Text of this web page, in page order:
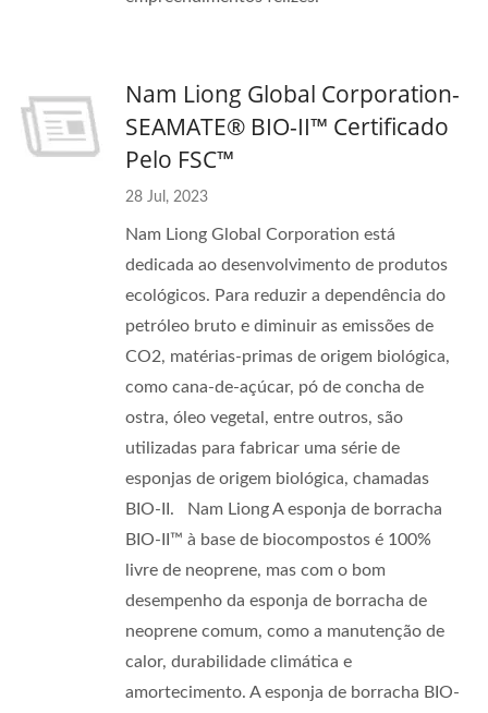
Nam Liong Global Corporation-
SEAMATE® BIO-II™ Certificado
Pelo FSC™
28 Jul, 2023
Nam Liong Global Corporation está
dedicada ao desenvolvimento de produtos
ecológicos. Para reduzir a dependência do
petróleo bruto e diminuir as emissões de
CO2, matérias-primas de origem biológica,
como cana-de-açúcar, pó de concha de
ostra, óleo vegetal, entre outros, são
utilizadas para fabricar uma série de
esponjas de origem biológica, chamadas
BIO-II. Nam Liong A esponja de borracha
BIO-II™ à base de biocompostos é 100%
livre de neoprene, mas com o bom
desempenho da esponja de borracha de
neoprene comum, como a manutenção de
calor, durabilidade climática e
amortecimento. A esponja de borracha BIO-